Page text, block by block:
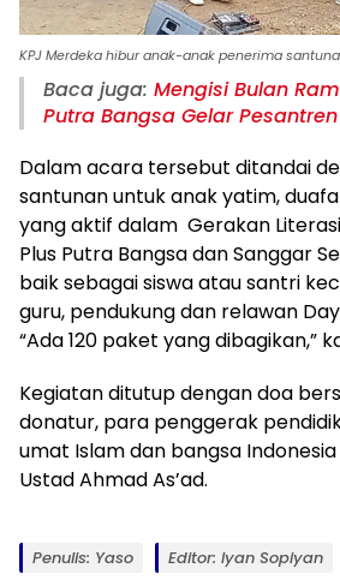
KPJ Merdeka hibur anak-anak penerima
Baca juga: Mengisi Bulan
Putra Bangsa Gelar
Dalam acara tersebut ditandai
santunan untuk anak yatim,
yang aktif dalam Gerakan
Plus Putra Bangsa dan Sanggar
baik sebagai siswa atau santri
guru, pendukung dan relawan
“Ada 120 paket yang dibagikan,”
Kegiatan ditutup dengan doa
donatur, para penggerak
umat Islam dan bangsa
Ustad Ahmad As’ad.
Penulis: Yaso Editor: Iyan Sopiyan